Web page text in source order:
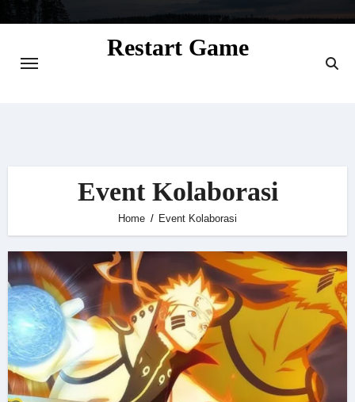
Restart Game
Event Kolaborasi
Home Event Kolaborasi